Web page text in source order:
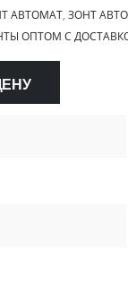
АВТОМАТ, ЗОНТ
ОПТОМ С